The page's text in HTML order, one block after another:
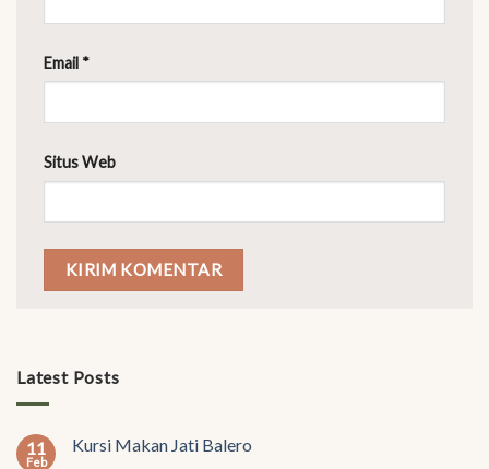
Email *
Situs Web
Latest Posts
11
Feb
Kursi Makan Jati Balero